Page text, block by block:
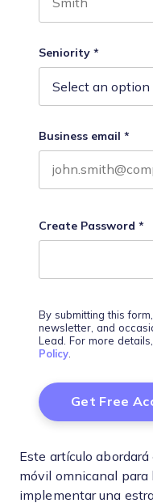
Seniority *
Business email *
Create Password *
By submitting this
newsletter, and
Lead. For more
Policy.
Este artículo
móvil omnicanal para
implementar una